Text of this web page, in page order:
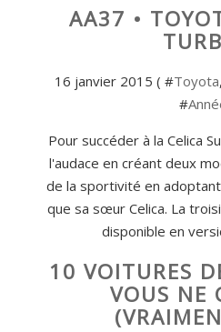
AA37 •
16 janvier 2015 ( #Toyota
#
Pour succéder à la Celica
l'audace en créant deux
de la sportivité en
que sa sœur Celica. La
disponible en
10 VOITURES
VOUS NE